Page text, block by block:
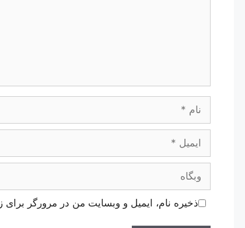
ایمیل
وبگاه
ذخیره نام، ایمیل و وبسایت من در مرورگر